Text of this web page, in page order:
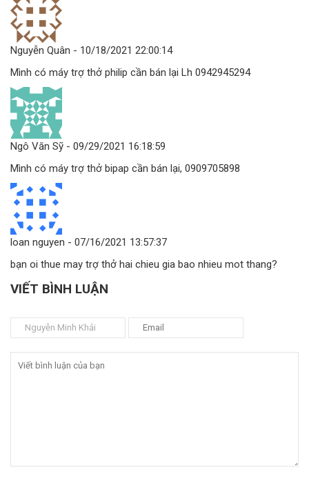
Nguyễn Quân - 10/18/2021 22:00:14
Mình có máy trợ thở philip cần bán lại Lh 0942945294
Ngô Văn Sỹ - 09/29/2021 16:18:59
Mình có máy trợ thở bipap cần bán lại, 0909705898
loan nguyen - 07/16/2021 13:57:37
bạn oi thue may trợ thở hai chieu gia bao nhieu mot thang?
VIẾT BÌNH LUẬN